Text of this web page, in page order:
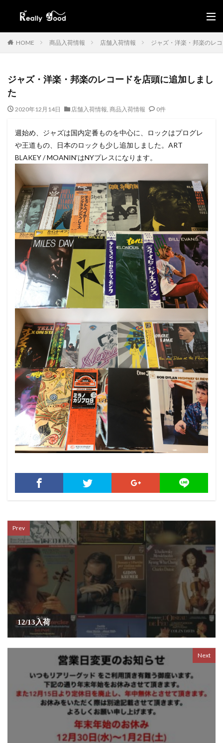
HOME 商品入荷情報 店舗入荷情報 ジャズ・洋楽・邦楽のレ
ジャズ・洋楽・邦楽のレコードを店頭に追加しまし
た
2020年12月14日 店舗入荷情報, 商品入荷情報 0件
週始め、ジャズは国内定番ものを中心に、ロックはプログレ
や王道もの、日本のロックも少し追加しました。ART
BLAKEY / MOANIN’はNYプレスになります。
Prev
12/13入荷
Next